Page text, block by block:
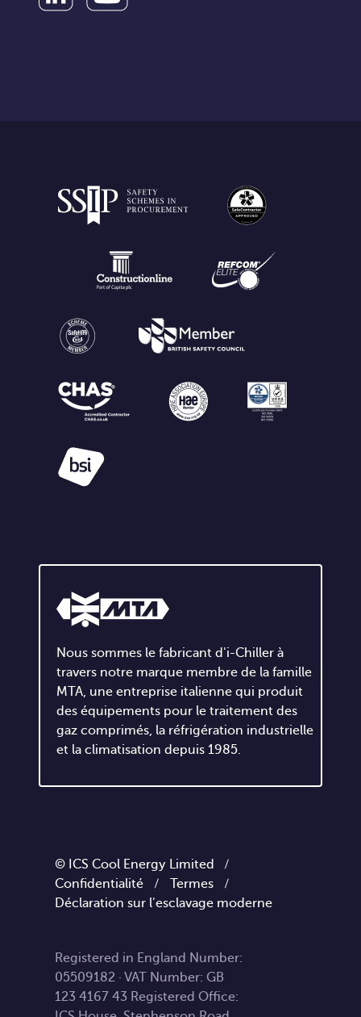
Nous sommes le fabricant d'i-Chiller à
travers notre marque membre de la famille
MTA, une entreprise italienne qui produit
des équipements pour le traitement des
gaz comprimés, la réfrigération industrielle
et la climatisation depuis 1985.
© ICS Cool Energy Limited /
Confidentialité
/ Termes
/
Déclaration sur l'esclavage moderne
Registered in England Number:
05509182 · VAT Number: GB
123 4167 43 Registered Office: